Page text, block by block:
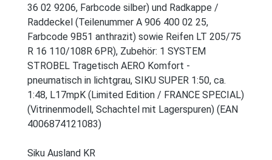
36 02 9206, Farbcode silber) und Radkappe /
Raddeckel (Teilenummer A 906 400 02 25,
Farbcode 9B51 anthrazit) sowie Reifen LT 205/75
R 16 110/108R 6PR), Zubehör: 1 SYSTEM
STROBEL Tragetisch AERO Komfort -
pneumatisch in lichtgrau, SIKU SUPER 1:50, ca.
1:48, L17mpK (Limited Edition / FRANCE SPECIAL)
(Vitrinenmodell, Schachtel mit Lagerspuren) (EAN
4006874121083)
Siku Ausland KR